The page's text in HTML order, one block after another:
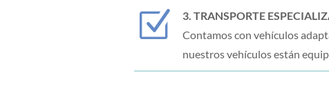
Z
3. TRANSPORTE
Contamos con vehículos
nuestros vehículos están